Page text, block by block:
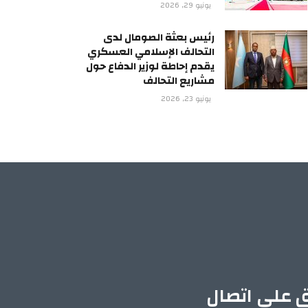
يونيو 29, 2026
رئيس بعثة الصومال لدى
التحالف الإسلامي العسكري
يقدم إحاطة لوزير الدفاع حول
مشاريع التحالف
يونيو 23, 2026
على اتصال